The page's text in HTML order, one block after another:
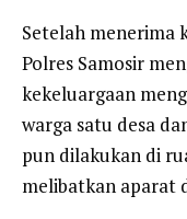
Setelah menerima
Polres Samosir
kekeluargaan
warga satu desa
pun dilakukan di
melibatkan aparat